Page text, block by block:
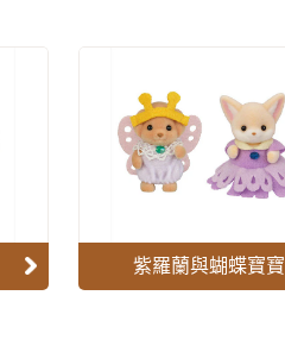
紫羅蘭與蝴蝶寶寶